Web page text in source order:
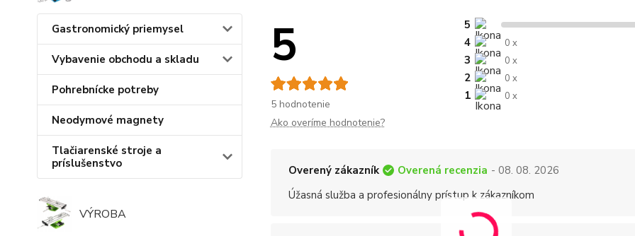
Gastronomický priemysel
Vybavenie obchodu a skladu
Pohrebnícke potreby
Neodymové magnety
Tlačiarenské stroje a
príslušenstvo
VÝROBA
5
5 hodnotenie
5
4
0 x
3 0 x
2 0 x
1 0 x
Ako overíme hodnotenie?
Overený zákazník Overená recenzia - 08. 08. 2026
Úžasná služba a profesionálny prístup k zákazníkom